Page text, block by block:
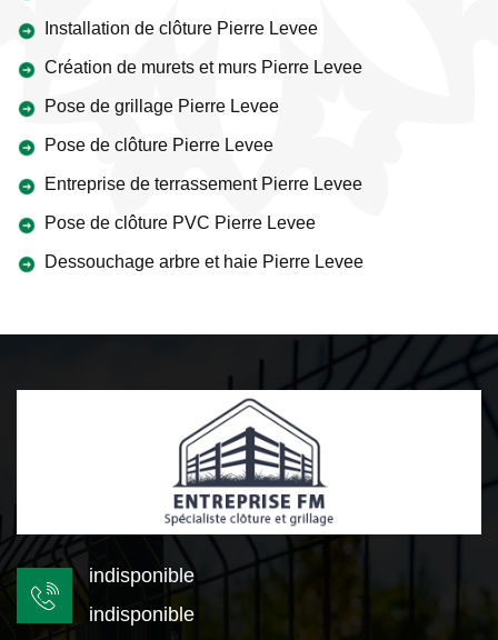
Installation de clôture Pierre Levee
Création de murets et murs Pierre Levee
Pose de grillage Pierre Levee
Pose de clôture Pierre Levee
Entreprise de terrassement Pierre Levee
Pose de clôture PVC Pierre Levee
Dessouchage arbre et haie Pierre Levee
indisponible
indisponible